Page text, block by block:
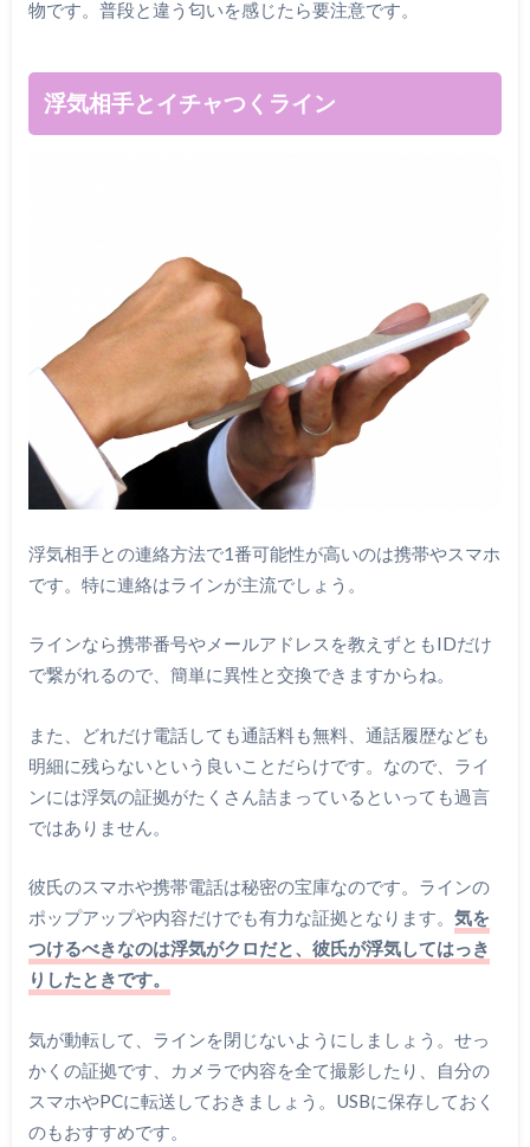
物です。普段と違う匂いを感じたら要注意です。
浮気相手とイチャつくライン
浮気相手との連絡方法で1番可能性が高いのは携帯やスマホ
です。特に連絡はラインが主流でしょう。
ラインなら携帯番号やメールアドレスを教えずともIDだけ
で繋がれるので、簡単に異性と交換できますからね。
また、どれだけ電話しても通話料も無料、通話履歴なども
明細に残らないという良いことだらけです。なので、ライ
ンには浮気の証拠がたくさん詰まっているといっても過言
ではありません。
彼氏のスマホや携帯電話は秘密の宝庫なのです。ラインの
ポップアップや内容だけでも有力な証拠となります。 気を
つけるべきなのは浮気がクロだと、彼氏が浮気してはっき
りしたときです。
気が動転して、ラインを閉じないようにしましょう。せっ
かくの証拠です、カメラで内容を全て撮影したり、自分の
スマホやPCに転送しておきましょう。USBに保存しておく
のもおすすめです。